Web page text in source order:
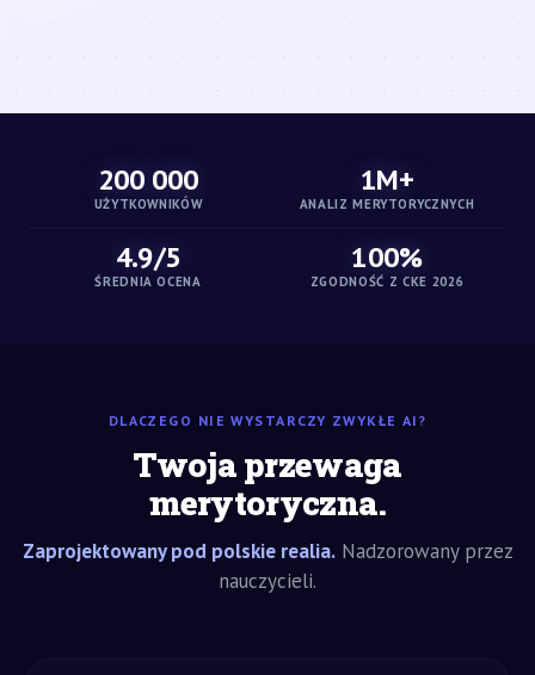
200 000
UŻYTKOWNIKÓW
1M+
ANALIZ MERYTORYCZNYCH
4.9/5
ŚREDNIA OCENA
100%
ZGODNOŚĆ Z CKE 2026
DLACZEGO NIE WYSTARCZY ZWYKŁE AI?
Twoja przewaga
merytoryczna.
Zaprojektowany pod polskie realia.Nadzorowany przez
nauczycieli.